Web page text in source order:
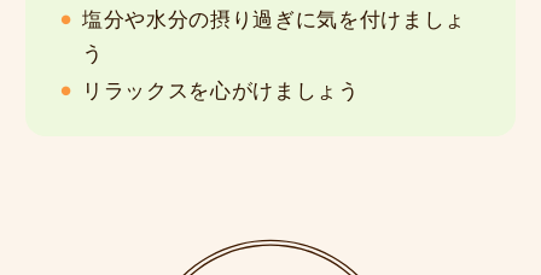
塩分や水分の摂り過ぎに気を付けましょ
う
リラックスを心がけましょう